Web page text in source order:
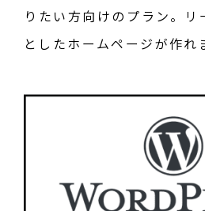
りたい方向けのプラン。
としたホームページが作れ